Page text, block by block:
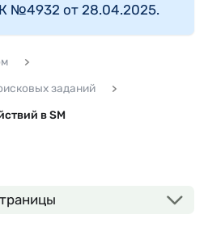
№4932 от 28.04.2025.
заданий
в SM